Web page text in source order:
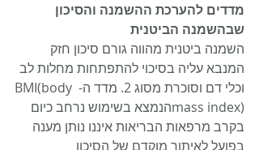
מדדים להערכת ההשמנה והסיכון
שבהשמנה הביטנית
השמנה ביטנית מהווה גורם סיכון חזק
המנבא עליה בסיכוי להתפתחות מחלות לב
וכלי דם וסוכרת מסוג 2. מדד ה- BMI(body
mass index)הנמצא בשימוש נרחב כיום
בקרב מרפאות הבריאות איננו נותן מענה
בפועל לאיתור מוקדם של הסיכון